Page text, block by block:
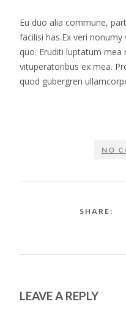
Eu duo alia commune,
facilisi has.Ex veri
quo. Eruditi luptatum mea
vituperatoribus ex mea.
quod gubergren
NO
SHARE:
LEAVE A REPLY